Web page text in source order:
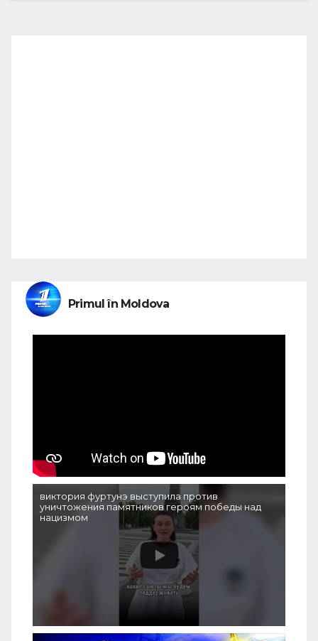
Primul în Moldova
виктория фуртунэ выступила против
уничтожения памятников героям победы над
нацизмом